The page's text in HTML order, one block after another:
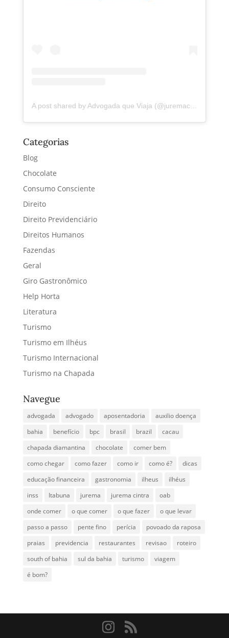
A post shared by Advogada que Viaja (@juremacintra)
Categorias
Blog
Chocolate
Consumo Consciente
Direito
Direito Previdenciário
Direitos Humanos
Fazendas
Geral
Giro Gastronômico
Help Horta
Literatura
Turismo
Turismo em Ilhéus
Turismo Internacional
Turismo na Chapada
Navegue
advogada advogado aposentadoria
auxilio doença
bahia
benefício bpc brasil brazil
cacau
chapada diamantina
chocolate
comer bem
como chegar
como fazer como ir como é?
dicas
educação financeira
gastronomia ilheus
ilhéus
inss
Itabuna jurema jurema cintra
oab
onde comer
o que comer o que fazer
o que levar
passo a passo
pente fino perícia
povoado da raposa
praias
previdencia restaurantes revisao
roteiro
south of bahia
sul da bahia turismo
viagem
é bom?